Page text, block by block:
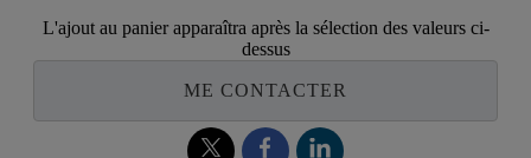
L'ajout au panier apparaîtra après la sélection des valeurs ci-
dessus
ME CONTACTER